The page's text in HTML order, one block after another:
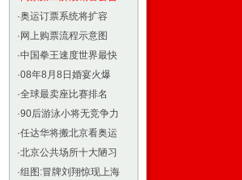
·奥运订票系统将扩容
· 网上购票流程示意图
·中国拳王速度世界最快
·08年8月8日婚宴火爆
·全球最卖座比赛排名
·90后游泳小将无竞争力
·任达华将搬北京看奥运
·北京公共场所十大陋习
·组图:冒牌刘翔惊现上海